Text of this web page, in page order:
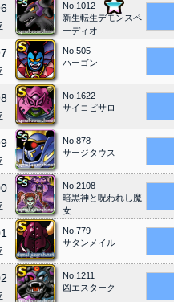
No.1012
新生転生デモンスペ
ーディオ
No.505
ハーゴン
No.1622
サイコピサロ
No.878
サージタウス
No.2108
暗黒神と呪われし魔
女
No.779
サタンメイル
No.1211
凶エスターク